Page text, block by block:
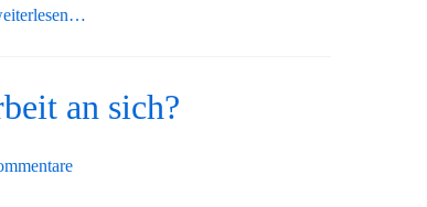
an sich?